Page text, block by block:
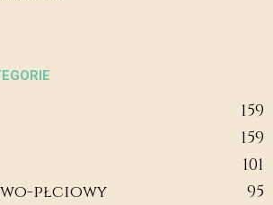
159
159
101
płciowy
95